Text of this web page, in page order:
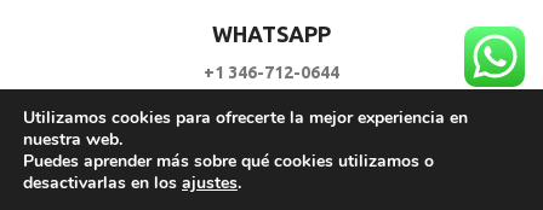
WHATSAPP
+1 346-712-0644
SIGUENOS
Utilizamos cookies para ofrecerte la mejor experiencia en
nuestra web.
Puedes aprender más sobre qué cookies utilizamos o
desactivarlas en los ajustes.